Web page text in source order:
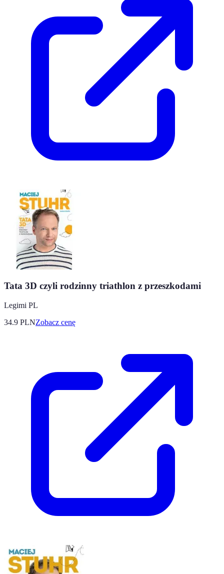
Tata 3D czyli rodzinny triathlon z przeszkodami
Legimi PL
34.9 PLNZobacz cenę